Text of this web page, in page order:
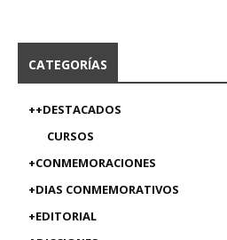
CATEGORÍAS
++DESTACADOS
CURSOS
+CONMEMORACIONES
+DIAS CONMEMORATIVOS
+EDITORIAL